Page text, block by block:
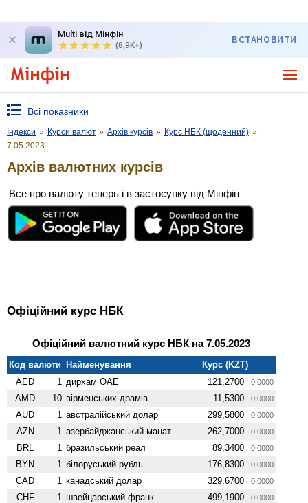
Multi від Мінфін
(8,9K+)
ВСТАНОВИТИ
Всі показники
Індекси » Курси валют » Архів курсів » Курс НБК (щоденний) »
7.05.2023
Архів валютних курсів
Все про валюту теперь і в застосунку від Мінфін
Офіційний курс НБК
Офіційний валютний курс НБК на 7.05.2023
Код валюти Найменування
Курс (KZT)
AED
1 дирхам ОАЕ 121,2700 0.0000
AMD 10 вiрменських драмів 11,5300 0.0000
AUD 1 австралійський долар 299,5800 0.0000
AZN 1 азербайджанський манат 262,7000 0.0000
BRL 1 бразильський реал 89,3400 0.0000
BYN 1 білоруський рубль 176,8300 0.0000
CAD 1 канадський долар 329,6700 0.0000
CHF 1 швейцарський франк 499,1900 0.0000